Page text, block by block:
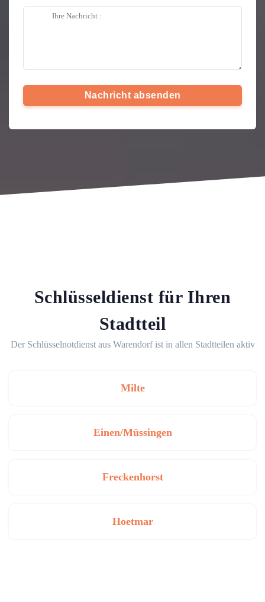
Nachricht absenden
Schlüsseldienst für Ihren
Stadtteil
Der Schlüsselnotdienst aus Warendorf ist in allen Stadtteilen aktiv
Milte
Einen/Müssingen
Freckenhorst
Hoetmar